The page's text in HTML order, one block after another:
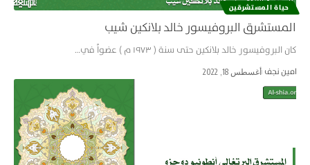
حياة المستشرقین
المستشرق البروفيسور خالد بلانكين شيب
كان البروفيسور خالد بلانكين حتى سنة ( ۱۹۷۳ م ) عضواً في…
امین نجف أغسطس 18, 2022